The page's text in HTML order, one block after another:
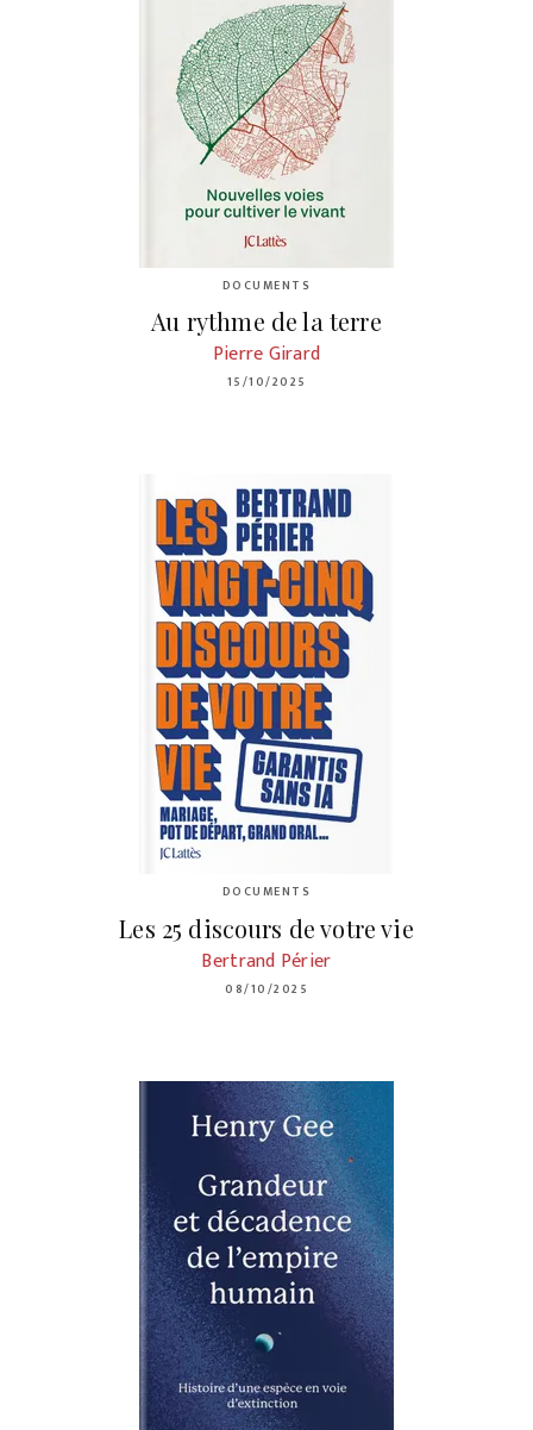
DOCUMENTS
Au rythme de la terre
Pierre Girard
15/10/2025
DOCUMENTS
Les 25 discours de votre vie
Bertrand Périer
08/10/2025